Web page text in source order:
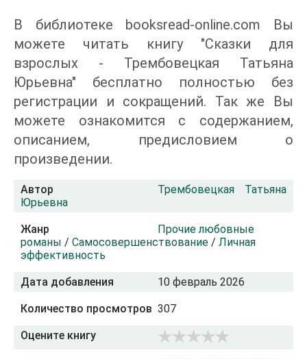
В библиотеке booksread-online.com Вы
можете читать книгу "Сказки для
взрослых - Трембовецкая Татьяна
Юрьевна" бесплатно полностью без
регистрации и сокращений. Так же Вы
можете ознакомится с содержанием,
описанием, предисловием о
произведении.
Автор
Трембовецкая Татьяна
Юрьевна
Жанр
Прочие любовные
романы / Самосовершенствование / Личная
эффективность
Дата добавления 10 февраль 2026
Количество просмотров 307
Оцените книгу